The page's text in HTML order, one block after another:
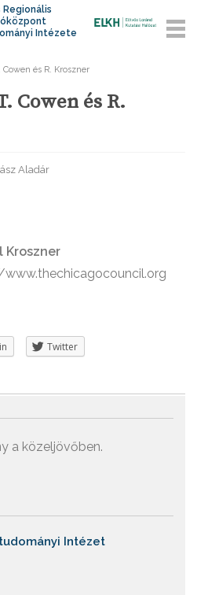
Regionális
Intézete
és R. Kroszner
Cowen és R.
Aladár
Kroszner
Twitter
a közeljövőben.
Intézet